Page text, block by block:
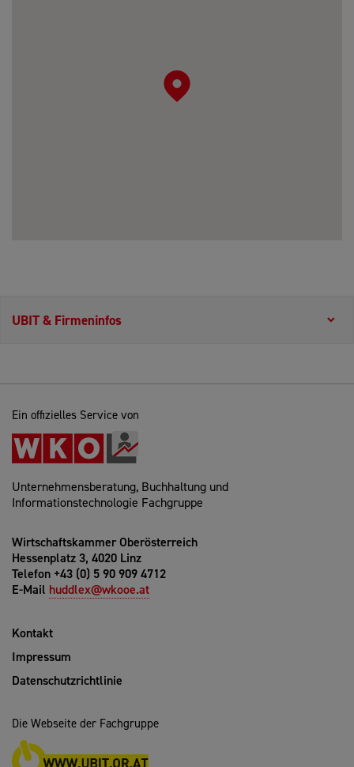
UBIT & Firmeninfos
Ein offizielles Service von
Unternehmensberatung, Buchhaltung und
Informationstechnologie Fachgruppe
Wirtschaftskammer Oberösterreich
Hessenplatz 3, 4020 Linz
Telefon +43 (0) 5 90 909 4712
E-Mail huddlex@wkooe.at
Kontakt
Impressum
Datenschutzrichtlinie
Die Webseite der Fachgruppe